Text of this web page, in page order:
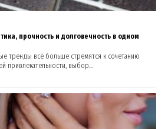
прочность и долговечность в одном
тренды всё больше стремятся к сочетанию
привлекательности, выбор...